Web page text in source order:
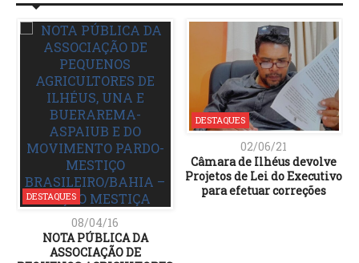
DESTAQUES
08/04/16
NOTA PÚBLICA DA
ASSOCIAÇÃO DE
DESTAQUES
02/06/21
Câmara de Ilhéus devolve
Projetos de Lei do Executivo
para efetuar correções